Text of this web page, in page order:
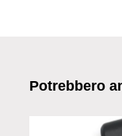
Potrebbero